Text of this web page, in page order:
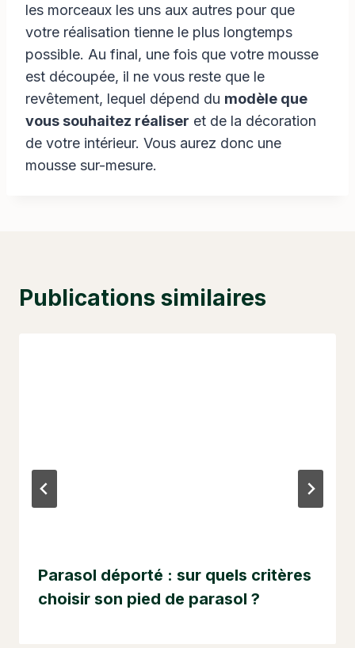
les morceaux les uns aux autres pour que
votre réalisation tienne le plus longtemps
possible. Au final, une fois que votre mousse
est découpée, il ne vous reste que le
revêtement, lequel dépend du modèle que
vous souhaitez réaliser et de la décoration
de votre intérieur. Vous aurez donc une
mousse sur-mesure.
Publications similaires
Parasol déporté : sur quels critères
choisir son pied de parasol ?